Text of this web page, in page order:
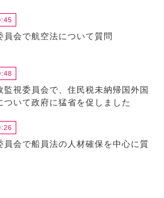
員会で航空法について質問
監視委員会で、住民税未納帰国外国
ついて政府に猛省を促しました
員会で船員法の人材確保を中心に質